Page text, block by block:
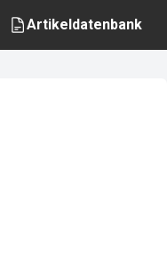
Artikeldatenbank